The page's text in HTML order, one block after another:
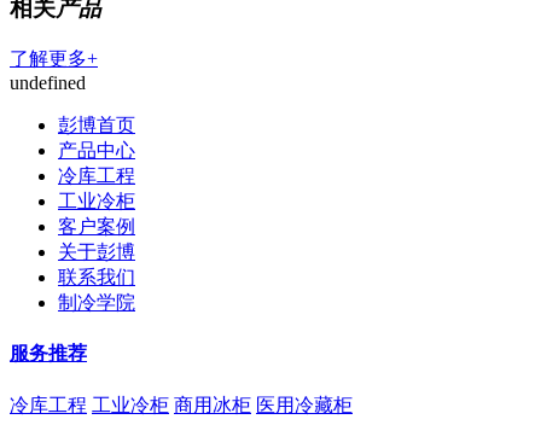
相关产品
了解更多+
undefined
彭博首页
产品中心
冷库工程
工业冷柜
客户案例
关于彭博
联系我们
制冷学院
服务推荐
冷库工程 工业冷柜 商用冰柜 医用冷藏柜